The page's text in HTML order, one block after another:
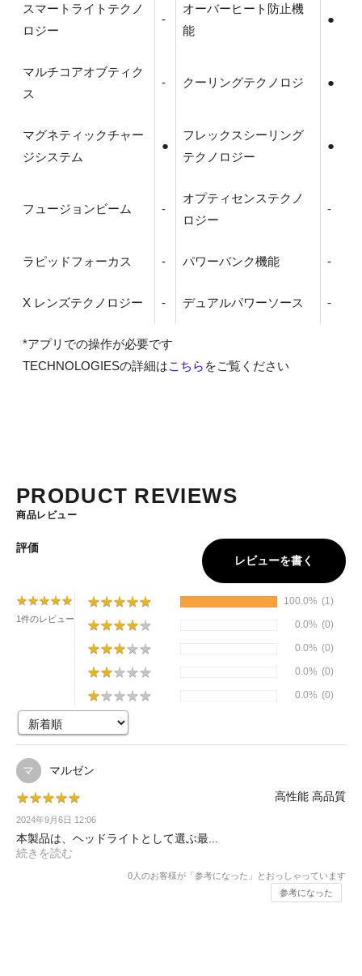
スマートライトテクノ
ロジー
-
オーバーヒート防止機
能
●
マルチコアオブティク
ス
- クーリングテクノロジ ●
マグネティックチャー
ジシステム
●
フレックスシーリング
テクノロジー
●
フュージョンビーム -
オプティセンステクノ
ロジー
-
ラピッドフォーカス - パワーバンク機能 -
X レンズテクノロジー - デュアルパワーソース -
*アプリでの操作が必要です
TECHNOLOGIESの詳細はこちら をご覧ください
PRODUCT REVIEWS
商品レビュー
評価
レビューを書く
★★★★★
★★★★★
1件のレビュー
★★★★★
★★★★★ 100.0% (1)
★★★★★
★★★★★ 0.0% (0)
★★★★★
★★★★★ 0.0% (0)
★★★★★
★★★★★ 0.0% (0)
★★★★★
★★★★★ 0.0% (0)
マ マルゼン
★★★★★
★★★★★ 高性能 高品質
2024年9月6日 12:06
本製品は、ヘッドライトとして選ぶ最...
続きを読む
0 人のお客様が「参考になった」とおっしゃっています
参考になった